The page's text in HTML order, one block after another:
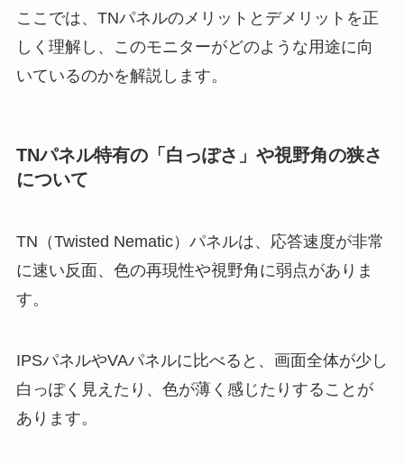
ここでは、TNパネルのメリットとデメリットを正
しく理解し、このモニターがどのような用途に向
いているのかを解説します。
TNパネル特有の「白っぽさ」や視野角の狭さ
について
TN（Twisted Nematic）パネルは、応答速度が非常
に速い反面、色の再現性や視野角に弱点がありま
す。
IPSパネルやVAパネルに比べると、画面全体が少し
白っぽく見えたり、色が薄く感じたりすることが
あります。